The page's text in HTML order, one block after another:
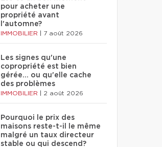
pour acheter une
propriété avant
l'automne?
IMMOBILIER 7 août 2026
Les signes qu'une
copropriété est bien
gérée… ou qu'elle cache
des problèmes
IMMOBILIER 2 août 2026
Pourquoi le prix des
maisons reste-t-il le même
malgré un taux directeur
stable ou qui descend?